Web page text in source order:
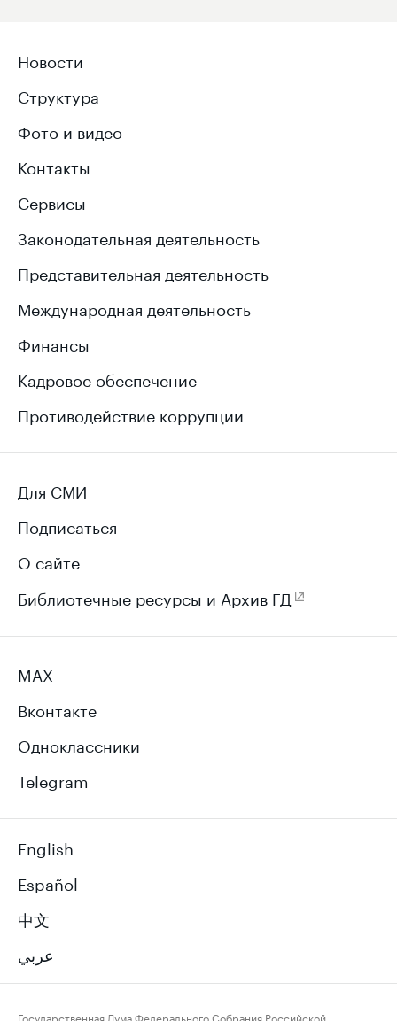
Новости
Структура
Фото и видео
Контакты
Сервисы
Законодательная деятельность
Представительная деятельность
Международная деятельность
Финансы
Кадровое обеспечение
Противодействие коррупции
Для СМИ
Подписаться
О сайте
Библиотечные ресурсы и Архив ГД
MAX
Вконтакте
Одноклассники
Telegram
English
Español
中文
عربي
Государственная Дума Федерального Собрания Российской